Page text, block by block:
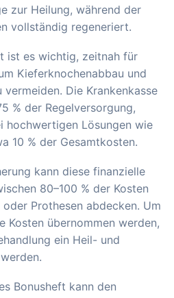
zur Heilung, während der
vollständig regeneriert.
ist es wichtig, zeitnah für
Kieferknochenabbau und
vermeiden. Die Krankenkasse
% der Regelversorgung,
hochwertigen Lösungen wie
10 % der Gesamtkosten.
kann diese finanzielle
80–100 % der Kosten
Prothesen abdecken. Um
Kosten übernommen werden,
ein Heil- und
Bonusheft kann den